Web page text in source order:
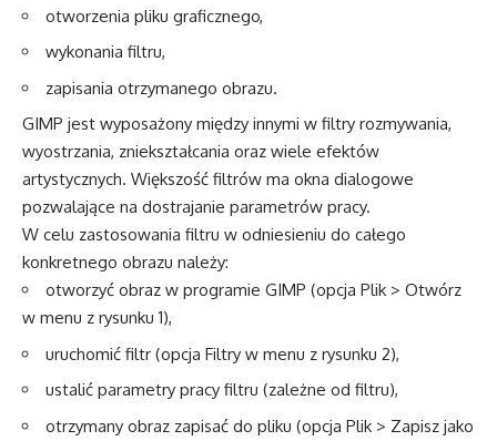
otworzenia pliku graficznego,
wykonania filtru,
zapisania otrzymanego obrazu.
GIMP jest wyposażony między innymi w filtry rozmywania,
wyostrzania, zniekształcania oraz wiele efektów
artystycznych. Większość filtrów ma okna dialogowe
pozwalające na dostrajanie parametrów pracy.
W celu zastosowania filtru w odniesieniu do całego
konkretnego obrazu należy:
otworzyć obraz w programie GIMP (opcja Plik > Otwórz
w menu z rysunku 1),
uruchomić filtr (opcja Filtry w menu z rysunku 2),
ustalić parametry pracy filtru (zależne od filtru),
otrzymany obraz zapisać do pliku (opcja Plik > Zapisz jako